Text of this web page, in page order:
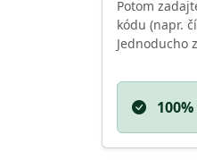
Potom
kódu (napr.
Jednoducho